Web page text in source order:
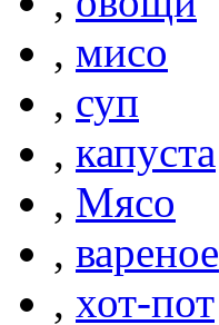
, мисо
, суп
, капуста
, Мясо
, вареное
, хот-пот